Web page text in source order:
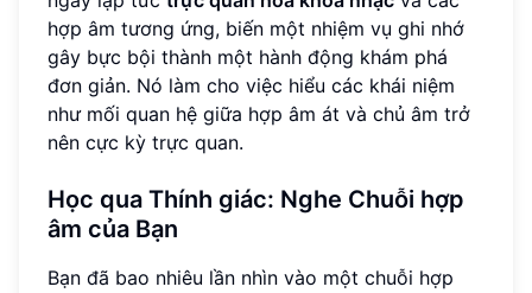
hợp âm tương ứng, biến một nhiệm vụ ghi nhớ
gây bực bội thành một hành động khám phá
đơn giản. Nó làm cho việc hiểu các khái niệm
như mối quan hệ giữa hợp âm át và chủ âm trở
nên cực kỳ trực quan.
Học qua Thính giác: Nghe Chuỗi hợp
âm của Bạn
Bạn đã bao nhiêu lần nhìn vào một chuỗi hợp